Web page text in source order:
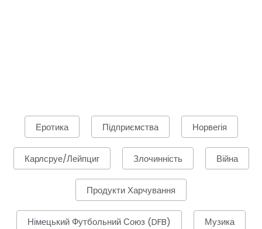
Еротика Підприємства Норвегія
Карлсруе/Лейпциг Злочинність Війна
Продукти Харчування
Німецький Футбольний Союз (DFB) Музика